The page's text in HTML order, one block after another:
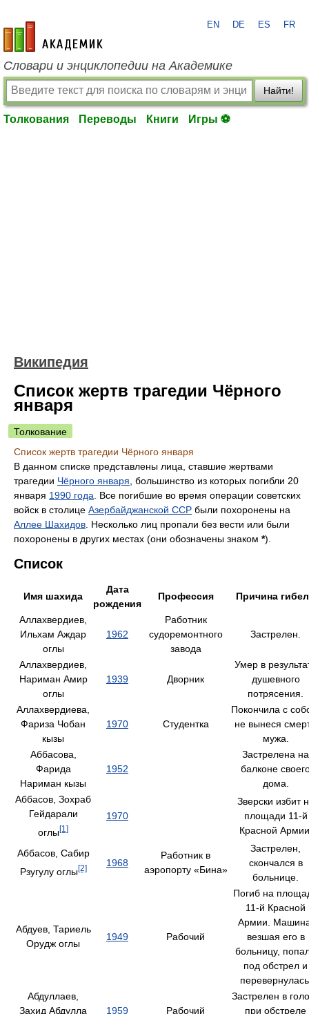
academic.ru
EN DE ES FR
Словари и энциклопедии на Академике
Найти!
Толкования Переводы Книги Игры ⚽
Википедия
Список жертв трагедии Чёрного
января
Толкование
Список жертв трагедии Чёрного января
В данном списке представлены лица, ставшие жертвами
трагедии Чёрного января , большинство из которых погибли 20
января 1990 года . Все погибшие во время операции советских
войск в столице Азербайджанской ССР были похоронены на
Аллее Шахидов . Несколько лиц пропали без вести или были
похоронены в других местах (они обозначены знаком *).
Список
Имя шахида
Дата
рождения
Профессия Причина
Аллахвердиев,
Ильхам Аждар
оглы
1962
Работник
судоремонтного
завода
Застрелен.
Аллахвердиев,
Нариман Амир
оглы
1939 Дворник
Умер в
душевного
потрясения.
Аллахвердиева,
Фариза Чобан
кызы
1970 Студентка
Покончила с
не вынеся
мужа.
Аббасова,
Фарида
Нариман кызы
1952
Застрелена на
балконе
дома.
Аббасов, Зохраб
Гейдарали
оглы[1]
1970
Зверски избит
площади 11-й
Красной
Аббасов, Сабир
Рзугулу оглы[2] 1968
Работник в
аэропорту «Бина»
Застрелен,
скончался в
больнице.
Абдуев, Тариель
Орудж оглы
1949 Рабочий
Погиб на
11-й Красной
Армии.
везшая его в
больницу,
под обстрел и
Абдуллаев,
Захид Абдулла
1959 Рабочий
Застрелен в
при обстреле